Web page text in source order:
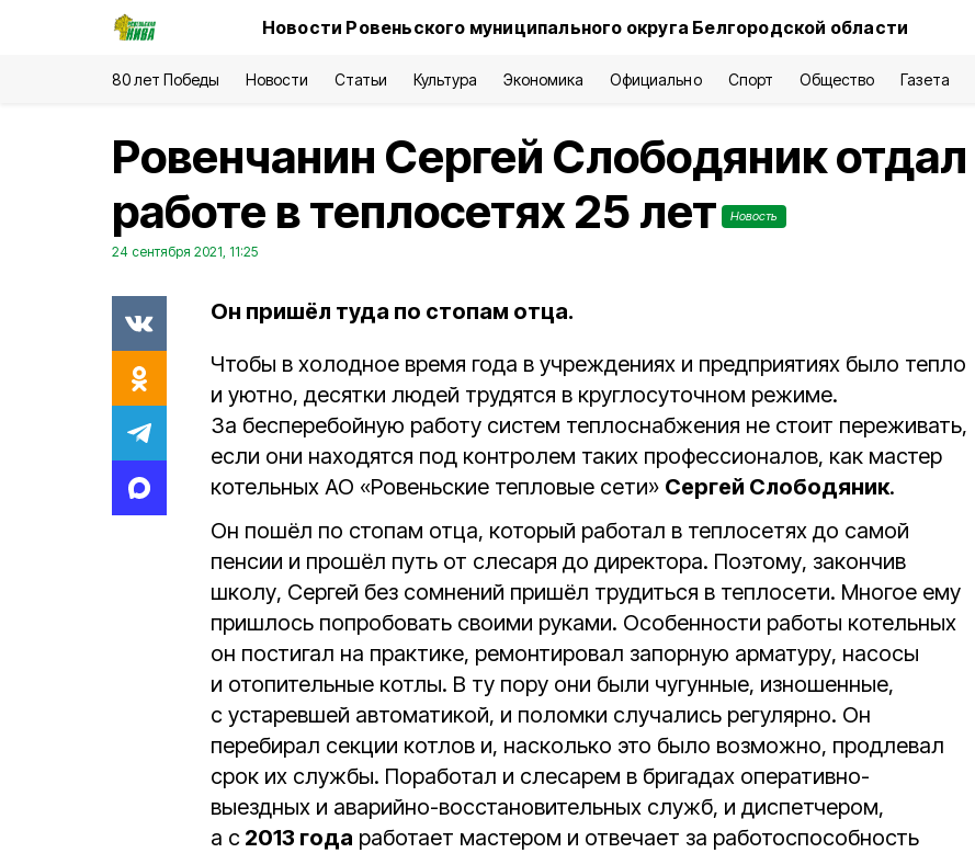
Новости Ровеньского муниципального округа Белгородской области
80 лет Победы Новости Статьи Культура Экономика Официально Спорт Общество Газета
Ровенчанин Сергей Слободяник отдал
работе в теплосетях 25 лет
Новость
24 сентября 2021, 11:25
Он пришёл туда по стопам отца.
Чтобы в холодное время года в учреждениях и предприятиях было тепло
и уютно, десятки людей трудятся в круглосуточном режиме.
За бесперебойную работу систем теплоснабжения не стоит переживать,
если они находятся под контролем таких профессионалов, как мастер
котельных АО «Ровеньские тепловые сети» Сергей Слободяник.
Он пошёл по стопам отца, который работал в теплосетях до самой
пенсии и прошёл путь от слесаря до директора. Поэтому, закончив
школу, Сергей без сомнений пришёл трудиться в теплосети. Многое ему
пришлось попробовать своими руками. Особенности работы котельных
он постигал на практике, ремонтировал запорную арматуру, насосы
и отопительные котлы. В ту пору они были чугунные, изношенные,
с устаревшей автоматикой, и поломки случались регулярно. Он
перебирал секции котлов и, насколько это было возможно, продлевал
срок их службы. Поработал и слесарем в бригадах оперативно-
выездных и аварийно-восстановительных служб, и диспетчером,
а с 2013 года работает мастером и отвечает за работоспособность